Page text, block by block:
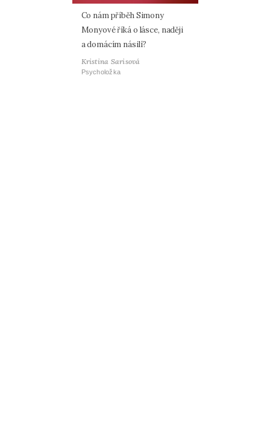
Co nám příběh Simony
Monyové říká o lásce, naději
a domácím násilí?
Kristina Sarisová
Psycholožka